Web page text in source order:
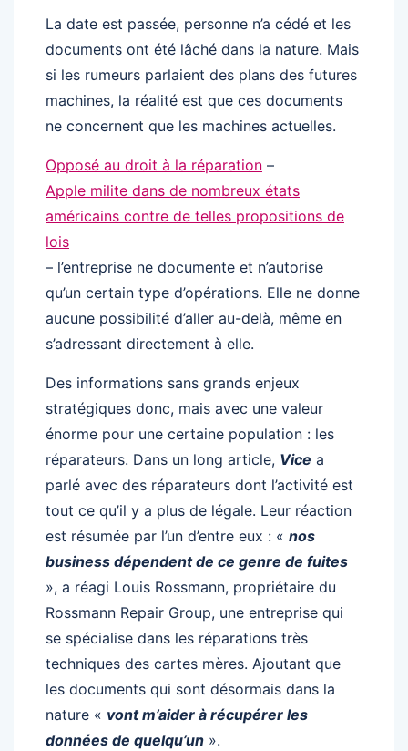
La date est passée, personne n’a cédé et les
documents ont été lâché dans la nature. Mais
si les rumeurs parlaient des plans des futures
machines, la réalité est que ces documents
ne concernent que les machines actuelles.
Opposé au droit à la réparation –
Apple milite dans de nombreux états
américains contre de telles propositions de
lois
– l’entreprise ne documente et n’autorise
qu’un certain type d’opérations. Elle ne donne
aucune possibilité d’aller au-delà, même en
s’adressant directement à elle.
Des informations sans grands enjeux
stratégiques donc, mais avec une valeur
énorme pour une certaine population : les
réparateurs. Dans un long article, Vice a
parlé avec des réparateurs dont l’activité est
tout ce qu’il y a plus de légale. Leur réaction
est résumée par l’un d’entre eux : « nos
business dépendent de ce genre de fuites
», a réagi Louis Rossmann, propriétaire du
Rossmann Repair Group, une entreprise qui
se spécialise dans les réparations très
techniques des cartes mères. Ajoutant que
les documents qui sont désormais dans la
nature « vont m’aider à récupérer les
données de quelqu’un ».